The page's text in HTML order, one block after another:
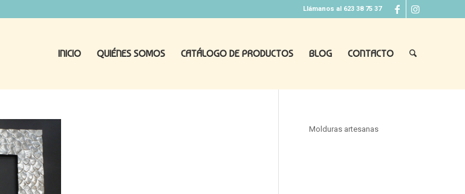
Llámanos al 623 38 75 37
INICIO QUIÉNES SOMOS CATÁLOGO DE PRODUCTOS BLOG CONTACTO
Molduras artesanas